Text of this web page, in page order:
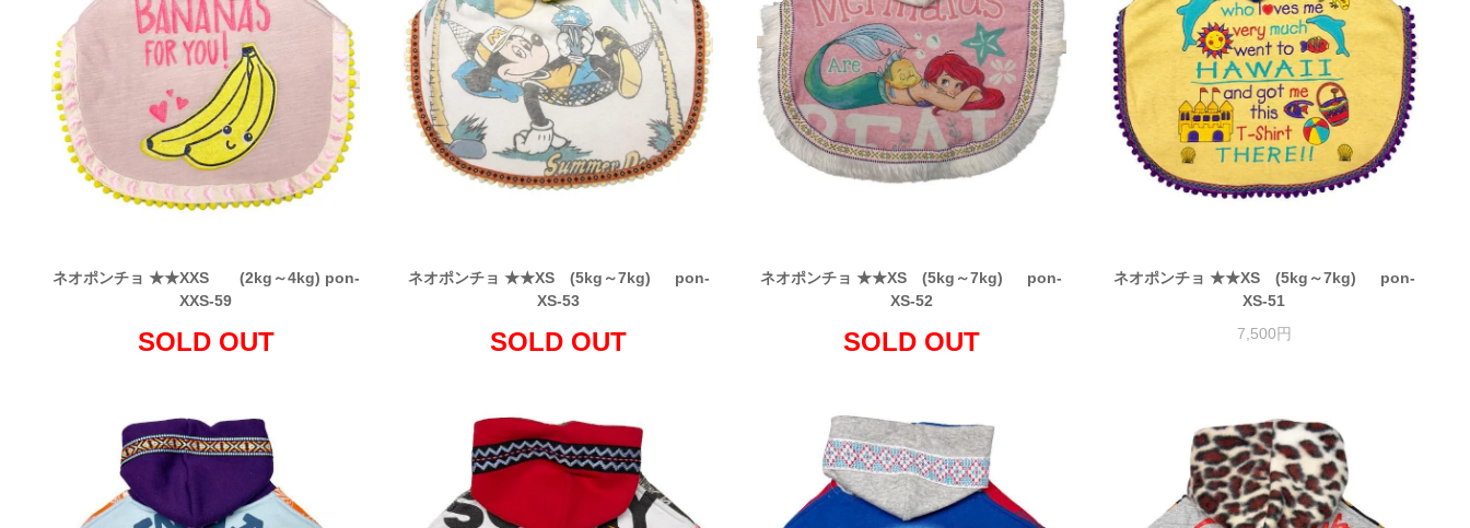
ネオポンチョ ★★XXS (2kg～4kg) pon-
XXS-59
SOLD OUT
ネオポンチョ ★★XS (5kg～7kg) pon-
XS-53
SOLD OUT
ネオポンチョ ★★XS (5kg～7kg) pon-
XS-52
SOLD OUT
ネオポンチョ ★★XS (5kg～7kg) pon-
XS-51
7,500円